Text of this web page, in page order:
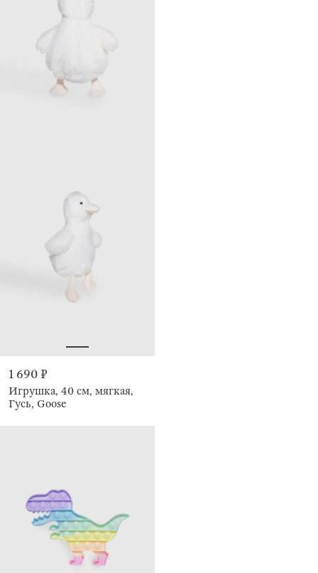
1 690 ₽
Игрушка, 40 см, мягкая,
Гусь, Goose